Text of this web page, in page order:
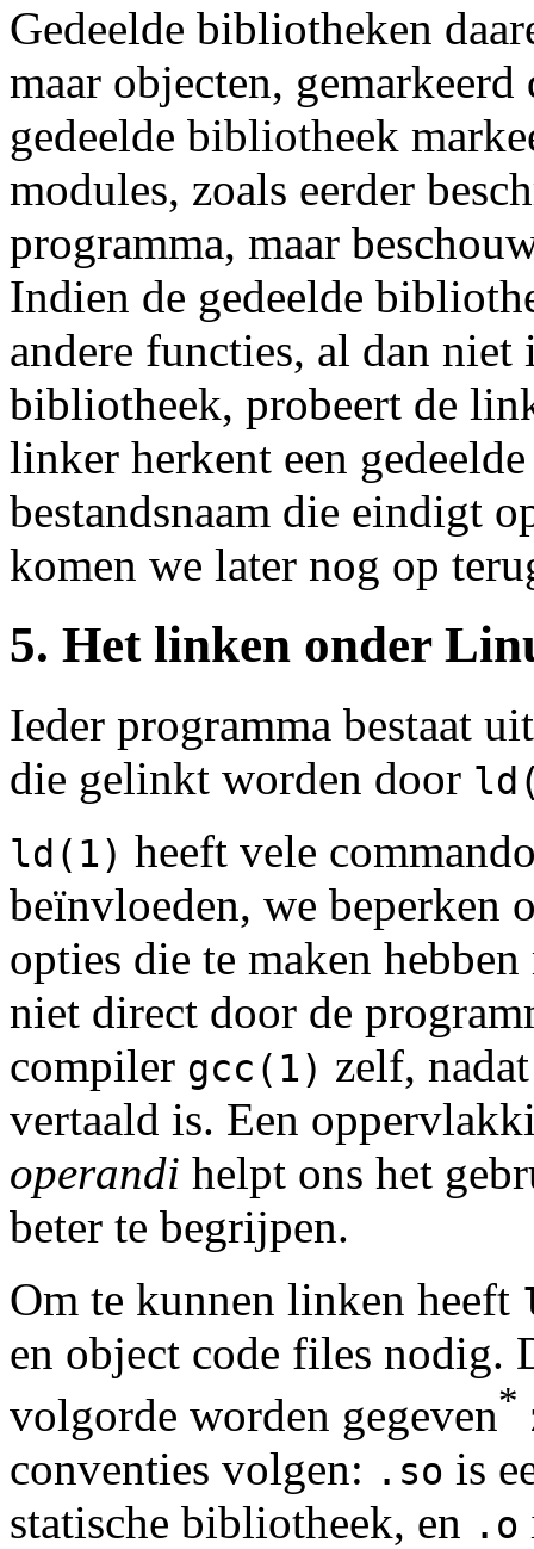
Gedeelde bibliotheken
maar objecten,
gedeelde bibliotheek
modules, zoals eerder
programma, maar
Indien de gedeelde
andere functies, al dan niet
bibliotheek, probeert de
linker herkent een
bestandsnaam die eindigt
komen we later nog op
5. Het linken onder
Ieder programma bestaat
die gelinkt worden door
ld(1) heeft vele
beïnvloeden, we beperken
opties die te maken
niet direct door de
compiler gcc(1) zelf,
vertaald is. Een
operandi helpt ons het
beter te begrijpen.
Om te kunnen linken heeft
en object code files nodig.
volgorde worden gegeven*
conventies volgen: .so is
statische bibliotheek, en .o